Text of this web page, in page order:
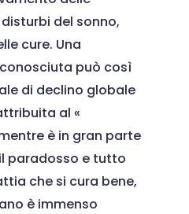
del sonno,
cure. Una
può così
di declino globale
al «
è in gran parte
paradosso e tutto
che si cura bene,
è immenso